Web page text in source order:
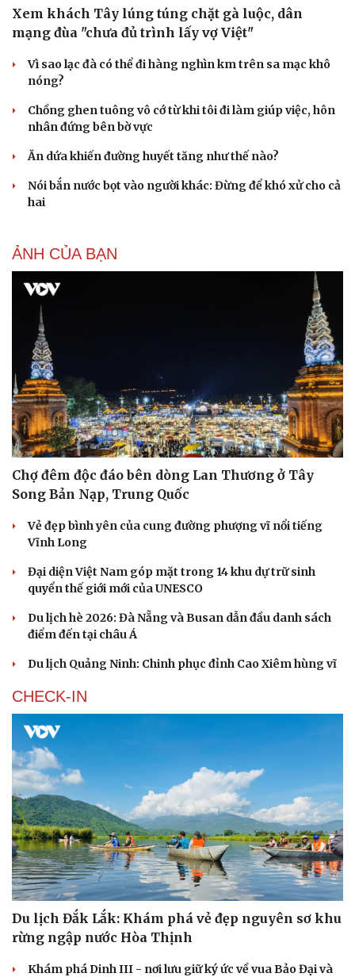
Tư vấn
Săn Tour
check-in
Câu chuyện thời sự
Cửa sổ tình yêu
Hạt giống tâm hồn
Xem khách Tây lúng túng chặt gà luộc, dân
mạng đùa "chưa đủ trình lấy vợ Việt"
Vì sao lạc đà có thể đi hàng nghìn km trên sa mạc khô
nóng?
Chồng ghen tuông vô cớ từ khi tôi đi làm giúp việc, hôn
nhân đứng bên bờ vực
Ăn dứa khiến đường huyết tăng như thế nào?
Nói bắn nước bọt vào người khác: Đừng để khó xử cho cả
hai
ẢNH CỦA BẠN
Chợ đêm độc đáo bên dòng Lan Thương ở Tây
Song Bản Nạp, Trung Quốc
Vẻ đẹp bình yên của cung đường phượng vĩ nổi tiếng
Vĩnh Long
Đại diện Việt Nam góp mặt trong 14 khu dự trữ sinh
quyển thế giới mới của UNESCO
Du lịch hè 2026: Đà Nẵng và Busan dẫn đầu danh sách
điểm đến tại châu Á
Du lịch Quảng Ninh: Chinh phục đỉnh Cao Xiêm hùng vĩ
CHECK-IN
Du lịch Đắk Lắk: Khám phá vẻ đẹp nguyên sơ khu
rừng ngập nước Hòa Thịnh
Khám phá Dinh III - nơi lưu giữ ký ức về vua Bảo Đại và